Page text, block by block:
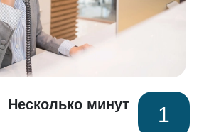
Несколько минут 1